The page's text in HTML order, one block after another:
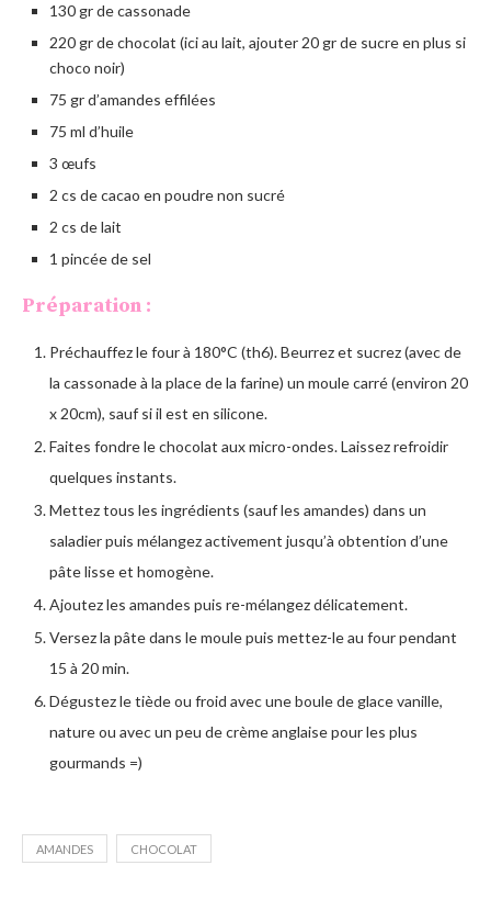
130 gr de cassonade
220 gr de chocolat (ici au lait, ajouter 20 gr de sucre en plus si
choco noir)
75 gr d’amandes effilées
75 ml d’huile
3 œufs
2 cs de cacao en poudre non sucré
2 cs de lait
1 pincée de sel
Préparation :
Préchauffez le four à 180°C (th6). Beurrez et sucrez (avec de
la cassonade à la place de la farine) un moule carré (environ 20
x 20cm), sauf si il est en silicone.
Faites fondre le chocolat aux micro-ondes. Laissez refroidir
quelques instants.
Mettez tous les ingrédients (sauf les amandes) dans un
saladier puis mélangez activement jusqu’à obtention d’une
pâte lisse et homogène.
Ajoutez les amandes puis re-mélangez délicatement.
Versez la pâte dans le moule puis mettez-le au four pendant
15 à 20 min.
Dégustez le tiède ou froid avec une boule de glace vanille,
nature ou avec un peu de crème anglaise pour les plus
gourmands =)
AMANDES CHOCOLAT